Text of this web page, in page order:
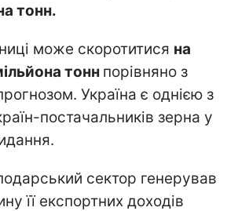
тонн.
може скоротитися на
тонн порівняно з
Україна є однією з
постачальників зерна у
сектор генерував
її експортних доходів